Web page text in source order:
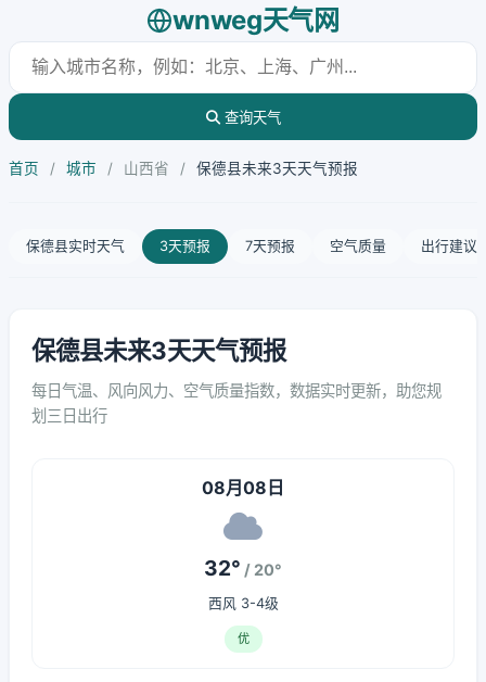
wnweg天气网
查询天气
首页 / 城市 / 山西省 / 保德县未来3天天气预报
保德县实时天气 3天预报 7天预报 空气质量 出行建议
保德县未来3天天气预报
每日气温、风向风力、空气质量指数，数据实时更新，助您规
划三日出行
08月08日
32° / 20°
西风 3-4级
优